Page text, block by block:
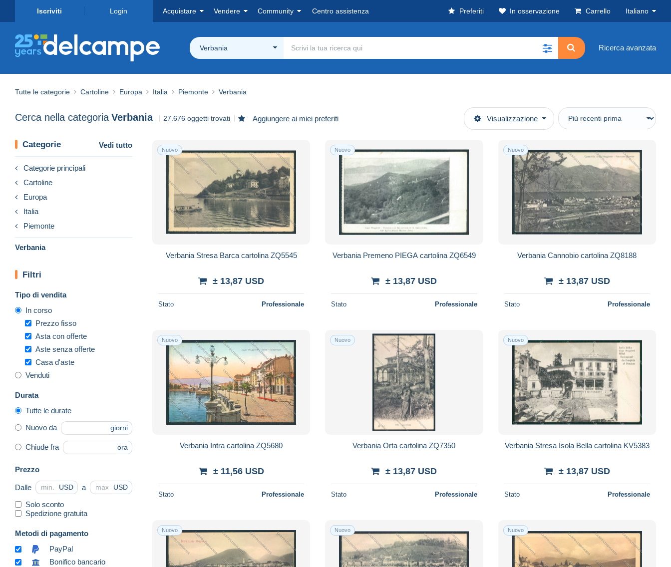
Iscriviti Login Acquistare Vendere Community Centro assistenza Preferiti In osservazione Carrello Italiano
Verbania Ricerca avanzata
Tutte le categorie Cartoline Europa Italia Piemonte Verbania
Cerca nella categoria Verbania 27.676 oggetti trovati Aggiungere ai miei preferiti Visualizzazione
Categorie Vedi tutto
Categorie principali
Cartoline
Europa
Italia
Piemonte
Verbania
Filtri
Tipo di vendita
In corso
Prezzo fisso
Asta con offerte
Aste senza offerte
Casa d'aste
Venduti
Durata
Tutte le durate
Nuovo da giorni
Chiude fra ora
Prezzo
Dalle USD a USD
Solo sconto
Spedizione gratuita
Metodi di pagamento
PayPal
Bonifico bancario
Nuovo
Verbania Stresa Barca cartolina ZQ5545
± 13,87 USD
Stato Professionale
Nuovo
Verbania Premeno PIEGA cartolina ZQ6549
± 13,87 USD
Stato Professionale
Nuovo
Verbania Cannobio cartolina ZQ8188
± 13,87 USD
Stato Professionale
Nuovo
Verbania Intra cartolina ZQ5680
± 11,56 USD
Stato Professionale
Nuovo
Verbania Orta cartolina ZQ7350
± 13,87 USD
Stato Professionale
Nuovo
Verbania Stresa Isola Bella cartolina KV5383
± 13,87 USD
Stato Professionale
Nuovo Nuovo Nuovo